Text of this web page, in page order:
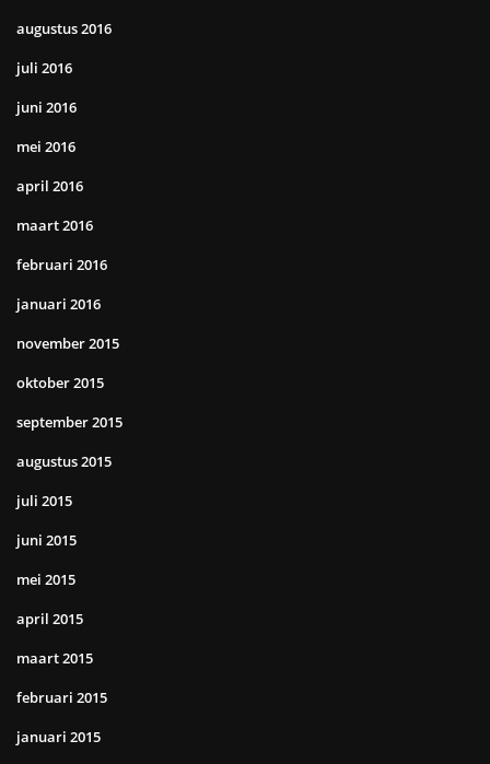
augustus 2016
juli 2016
juni 2016
mei 2016
april 2016
maart 2016
februari 2016
januari 2016
november 2015
oktober 2015
september 2015
augustus 2015
juli 2015
juni 2015
mei 2015
april 2015
maart 2015
februari 2015
januari 2015